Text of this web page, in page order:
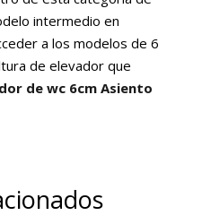
intermedio en
a los modelos de 6
de elevador que
de wc 6cm Asiento